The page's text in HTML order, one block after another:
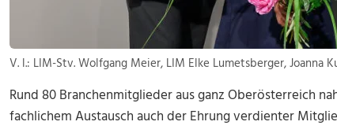
V. l.: LIM-Stv. Wolfgang Meier, LIM Elke Lumetsberger,
Rund 80 Branchenmitglieder aus ganz Oberösterreich
fachlichem Austausch auch der Ehrung verdienter